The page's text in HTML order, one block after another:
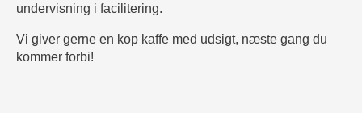
undervisning i facilitering.
Vi giver gerne en kop kaffe med udsigt, næste gang du
kommer forbi!